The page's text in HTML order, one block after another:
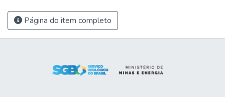
Página do item completo